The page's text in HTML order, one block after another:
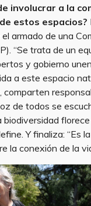
involucrar a la
estos espacios?
armado de una
“Se trata de un
y gobierno
a este espacio
comparten
de todos se
biodiversidad
Y finaliza: “Es
la conexión de la